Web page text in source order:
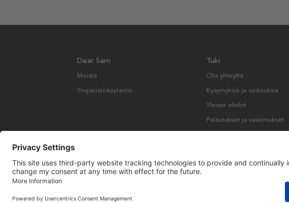
Dear Sam
Meistä
Ympäristökäytäntö
Tuki
Ota yhteyttä
Kysymyksiä ja vastauksia
Yleiset ehdot
Palautukset ja vaatimukset